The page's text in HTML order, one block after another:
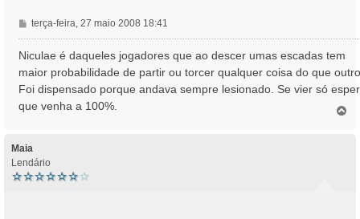
M
e
n
g
e
terça-feira, 27 maio 2008 18:41
Niculae é daqueles jogadores que ao descer umas escadas tem
maior probabilidade de partir ou torcer qualquer coisa do que
Foi dispensado porque andava sempre lesionado. Se vier só
que venha a 100%.
Maia
Lendário